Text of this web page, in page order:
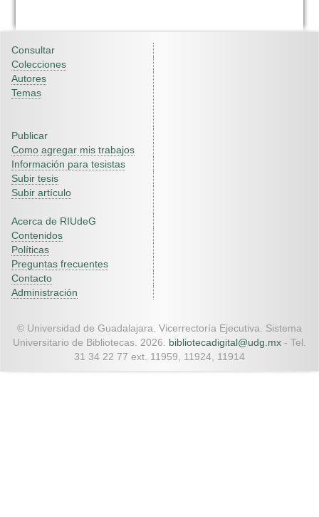
Consultar
Colecciones
Autores
Temas
Publicar
Como agregar mis trabajos
Información para tesistas
Subir tesis
Subir artículo
Acerca de RIUdeG
Contenidos
Políticas
Preguntas frecuentes
Contacto
Administración
© Universidad de Guadalajara. Vicerrectoría Ejecutiva. Sistema
Universitario de Bibliotecas. 2026. bibliotecadigital@udg.mx - Tel.
31 34 22 77 ext. 11959, 11924, 11914